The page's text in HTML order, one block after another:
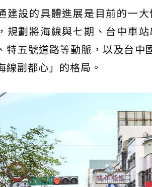
建設的具體進展是目前的一
規劃將海線與七期、台中車
特五號道路等動脈，以及台中
線副都心」的格局。